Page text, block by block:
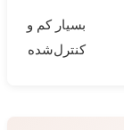
بسیار کم و
کنترل‌شده